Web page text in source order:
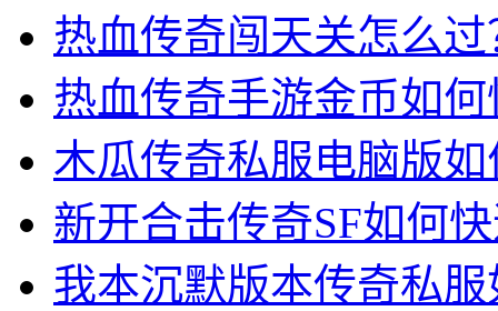
热血传奇闯天关怎么
热血传奇手游金币如
木瓜传奇私服电脑版
新开合击传奇SF如何
我本沉默版本传奇私